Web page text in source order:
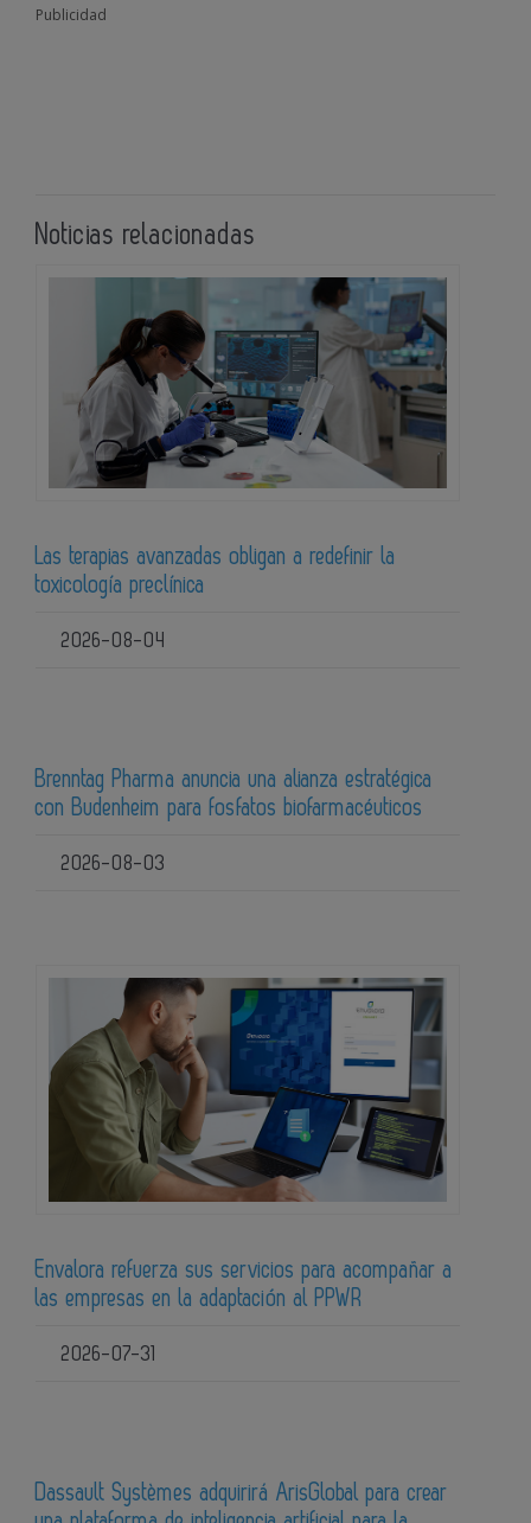
Publicidad
Noticias relacionadas
Las terapias avanzadas obligan a redefinir la
toxicología preclínica
2026-08-04
Brenntag Pharma anuncia una alianza estratégica
con Budenheim para fosfatos biofarmacéuticos
2026-08-03
Envalora refuerza sus servicios para acompañar a
las empresas en la adaptación al PPWR
2026-07-31
Dassault Systèmes adquirirá ArisGlobal para crear